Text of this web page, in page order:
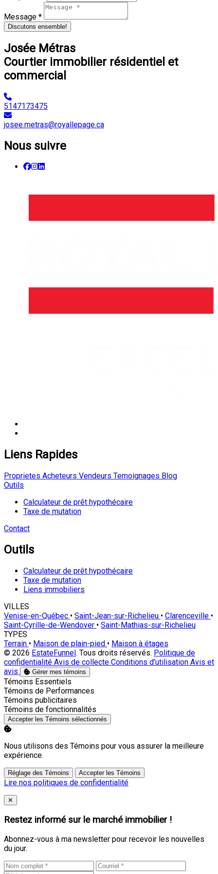
Message *
Discutons ensemble!
Josée Métras
Courtier immobilier résidentiel et
commercial
5147173475
josee.metras@royallepage.ca
Nous suivre
Liens Rapides
Proprietes Acheteurs Vendeurs Temoignages Blog
Outils
Calculateur de prêt hypothécaire
Taxe de mutation
Contact
Outils
Calculateur de prêt hypothécaire
Taxe de mutation
Liens immobiliers
VILLES
Venise-en-Québec • Saint-Jean-sur-Richelieu • Clarenceville •
Saint-Cyrille-de-Wendover • Saint-Mathias-sur-Richelieu
TYPES
Terrain • Maison de plain-pied • Maison à étages
© 2026 EstateFunnel. Tous droits réservés. Politique de
confidentialité Avis de collecte Conditions d’utilisation Avis et
avis
Gérer mes témoins
Activer
Témoins Essentiels
Activer
Témoins de Performances
Activer
Témoins publicitaires
Activer
Témoins de fonctionnalités
Accepter les Témoins sélectionnés
Nous utilisons des Témoins pour vous assurer la meilleure
expérience.
Réglage des Témoins Accepter les Témoins
Lire nos politiques de confidentialité
Close
✕
Restez informé sur le marché immobilier !
Abonnez-vous à ma newsletter pour recevoir les nouvelles
du jour.